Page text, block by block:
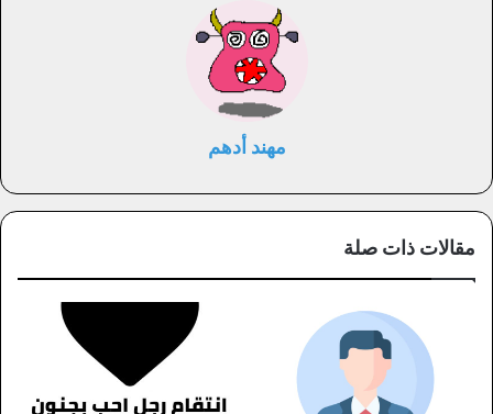
مهند أدهم
مقالات ذات صلة